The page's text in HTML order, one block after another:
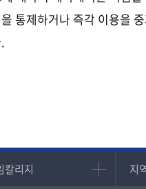
통제하거나 즉각 이용을
칼리지
칼리지 지
지